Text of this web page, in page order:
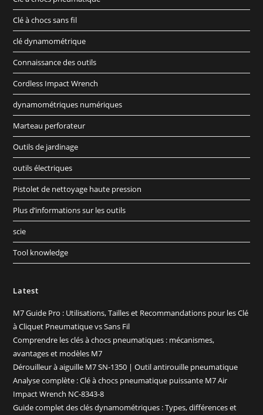
Clé à chocs sans fil
clé dynamométrique
Connaissance des outils
Cordless Impact Wrench
dynamométriques numériques
Marteau perforateur
Outils de jardinage
outils électriques
Pistolet de nettoyage haute pression
Plus d’informations sur les outils
scie
Tool knowledge
Latest
M7 Guide Pro : Utilisations, Tailles et Recommandations pour les Clé
à Cliquet Pneumatique vs Sans Fil
Comprendre les clés à chocs pneumatiques : mécanismes,
avantages et modèles M7
Dérouilleur à aiguille M7 SN-1350 | Outil antirouille pneumatique
Analyse complète : Clé à chocs pneumatique puissante M7 Air
Impact Wrench NC-8343-8
Guide complet des clés dynamométriques : Types, différences et